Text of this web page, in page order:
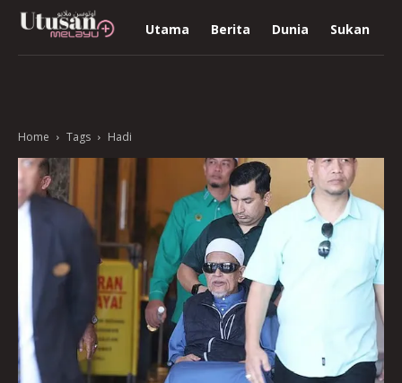
Utama Berita Dunia Sukan
Home Tags Hadi